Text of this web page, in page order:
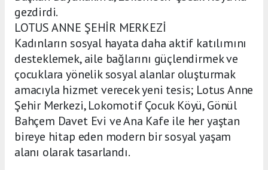
gezdirdi.
LOTUS ANNE ŞEHİR MERKEZİ
Kadınların sosyal hayata daha aktif katılımını
desteklemek, aile bağlarını güçlendirmek ve
çocuklara yönelik sosyal alanlar oluşturmak
amacıyla hizmet verecek yeni tesis; Lotus Anne
Şehir Merkezi, Lokomotif Çocuk Köyü, Gönül
Bahçem Davet Evi ve Ana Kafe ile her yaştan
bireye hitap eden modern bir sosyal yaşam
alanı olarak tasarlandı.